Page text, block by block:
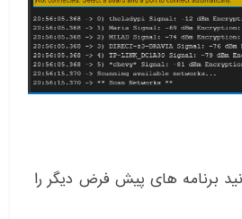
برنامه های پیش فرض دیگر را